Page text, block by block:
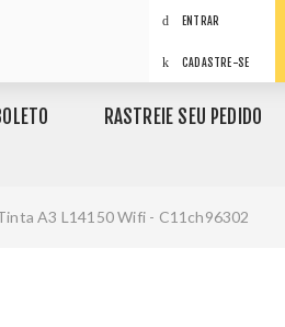
ENTRAR
CADASTRE-SE
RASTREIE SEU PEDIDO
A3 L14150 Wifi - C11ch96302